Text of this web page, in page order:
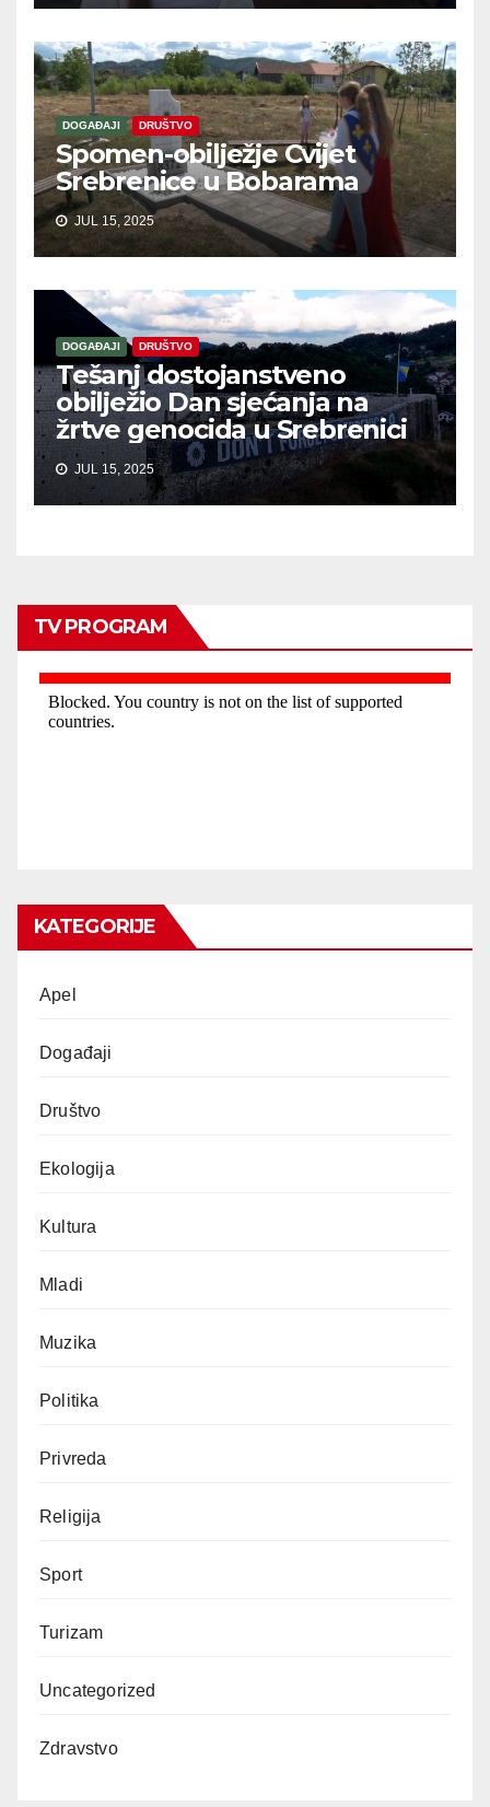
DOGAĐAJI DRUŠTVO
Spomen-obilježje Cvijet
Srebrenice u Bobarama
JUL 15, 2025
DOGAĐAJI DRUŠTVO
Tešanj dostojanstveno
obilježio Dan sjećanja na
žrtve genocida u Srebrenici
JUL 15, 2025
TV PROGRAM
KATEGORIJE
Apel
Događaji
Društvo
Ekologija
Kultura
Mladi
Muzika
Politika
Privreda
Religija
Sport
Turizam
Uncategorized
Zdravstvo